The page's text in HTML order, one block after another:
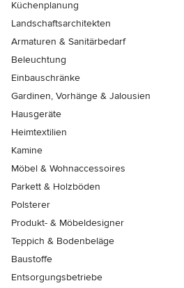
Küchenplanung
Landschaftsarchitekten
Armaturen & Sanitärbedarf
Beleuchtung
Einbauschränke
Gardinen, Vorhänge & Jalousien
Hausgeräte
Heimtextilien
Kamine
Möbel & Wohnaccessoires
Parkett & Holzböden
Polsterer
Produkt- & Möbeldesigner
Teppich & Bodenbeläge
Baustoffe
Entsorgungsbetriebe